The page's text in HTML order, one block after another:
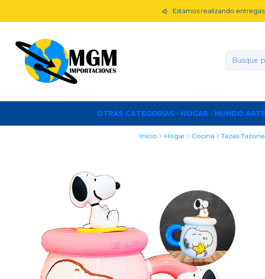
OTRAS CATEGORÍAS HOGAR MUNDO ARTE
Estamos realizando
Inicio Hogar Cocina Tazas